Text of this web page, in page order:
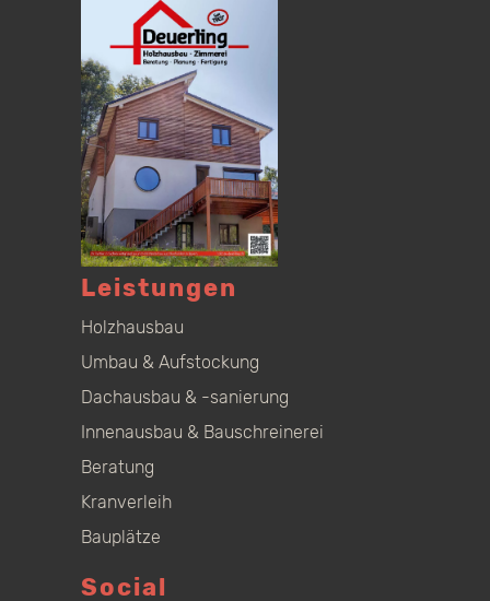
Leistungen
Holzhausbau
Umbau & Aufstockung
Dachausbau & -sanierung
Innenausbau & Bauschreinerei
Beratung
Kranverleih
Bauplätze
Social